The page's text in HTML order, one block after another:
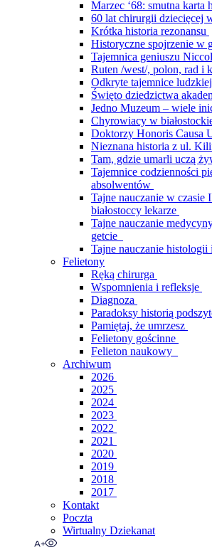
Marzec ‘68: smutna
60 lat chirurgii dziecięcej
Krótka historia rezonansu
Historyczne spojrzenie w
Tajemnica geniuszu
Ruten /west/, polon, rad i
Odkryte tajemnice
Święto dziedzictwa
Jedno Muzeum – wiele
Chyrowiacy w
Doktorzy Honoris Causa
Nieznana historia z ul.
Tam, gdzie umarli uczą
Tajemnice codzienności
absolwentów
Tajne nauczanie w
białostoccy lekarze
Tajne nauczanie
getcie
Tajne nauczanie
Felietony
Ręką chirurga
Wspomnienia i refleksje
Diagnoza
Paradoksy historią
Pamiętaj, że umrzesz
Felietony gościnne
Felieton naukowy
Archiwum
2026
2025
2024
2023
2022
2021
2020
2019
2018
2017
Kontakt
Poczta
Wirtualny Dziekanat